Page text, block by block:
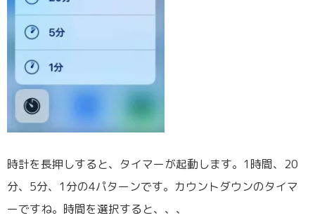
時計を長押しすると、タイマーが起動します。1時間、20
分、5分、1分の4パターンです。カウントダウンのタイマ
ーですね。時間を選択すると、、、